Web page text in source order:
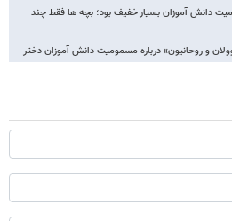
دانش آموزان بسیار خفیف بود؛ بچه ها فقط چند
و روحانیون» درباره مسمومیت دانش آموزان دختر